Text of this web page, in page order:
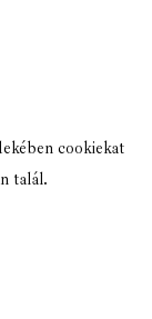
cookiekat
talál.